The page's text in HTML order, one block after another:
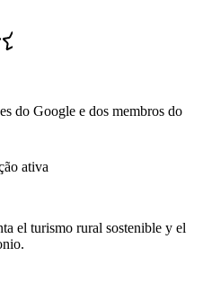
do Google e dos membros do
ativa
el turismo rural sostenible y el